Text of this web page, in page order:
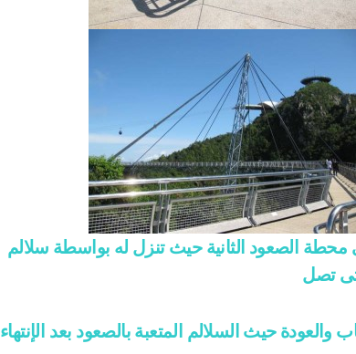
الصعود الثانية حيث تنزل له بواسطة سلالم
تصل
حيث السلالم المتعبة بالصعود بعد الإنتهاء